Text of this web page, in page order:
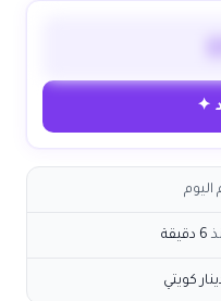
✦
اليوم
6 دقيقة